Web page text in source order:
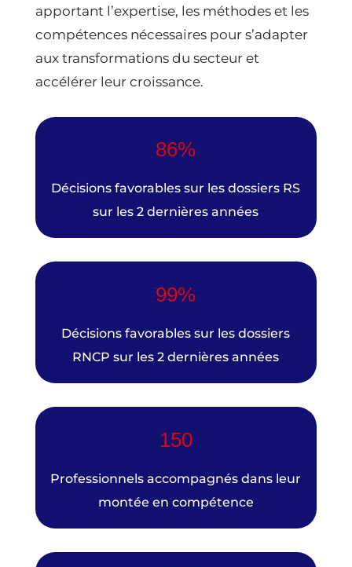
apportant l’expertise, les méthodes et les
compétences nécessaires pour s’adapter
aux transformations du secteur et
accélérer leur croissance.
86%
Décisions favorables sur les dossiers RS
sur les 2 dernières années
99%
Décisions favorables sur les dossiers
RNCP sur les 2 dernières années
150
Professionnels accompagnés dans leur
montée en compétence